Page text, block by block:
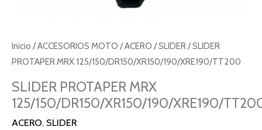
Inicio /ACCESORIOS MOTO /ACERO /SLIDER/ SLIDER
PROTAPER MRX 125/150/DR150/XR150/190/XRE190/TT200
SLIDER PROTAPER MRX
125/150/DR150/XR150/190/XRE190/
ACERO, SLIDER